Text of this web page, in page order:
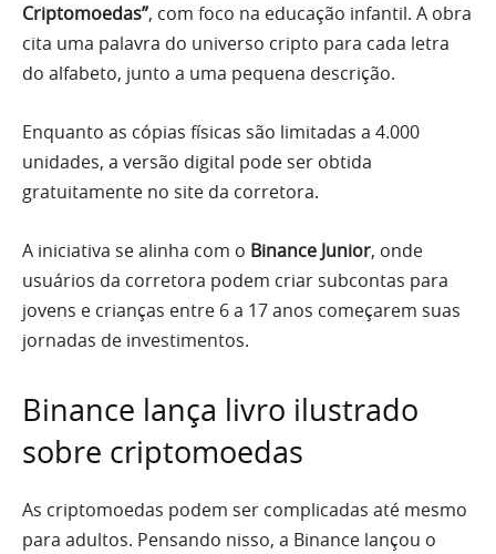
Criptomoedas”, com foco na educação infantil. A obra
cita uma palavra do universo cripto para cada letra
do alfabeto, junto a uma pequena descrição.
Enquanto as cópias físicas são limitadas a 4.000
unidades, a versão digital pode ser obtida
gratuitamente no site da corretora.
A iniciativa se alinha com o Binance Junior, onde
usuários da corretora podem criar subcontas para
jovens e crianças entre 6 a 17 anos começarem suas
jornadas de investimentos.
Binance lança livro ilustrado
sobre criptomoedas
As criptomoedas podem ser complicadas até mesmo
para adultos. Pensando nisso, a Binance lançou o